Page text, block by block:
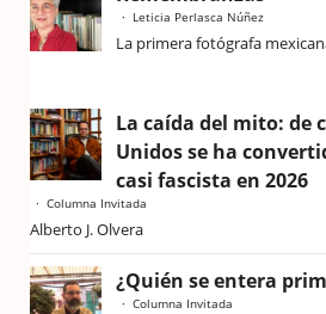
Leticia Perlasca Núñez
La primera fotógrafa
La caída del mito: de
Unidos se ha
casi fascista en 2026
Columna Invitada
Alberto J. Olvera
¿Quién se entera
Columna Invitada